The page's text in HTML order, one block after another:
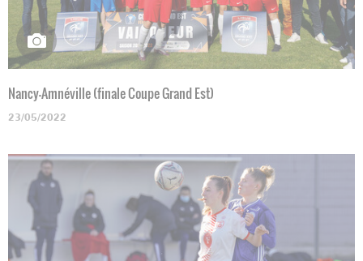
Nancy-Amnéville (finale Coupe Grand Est)
23/05/2022